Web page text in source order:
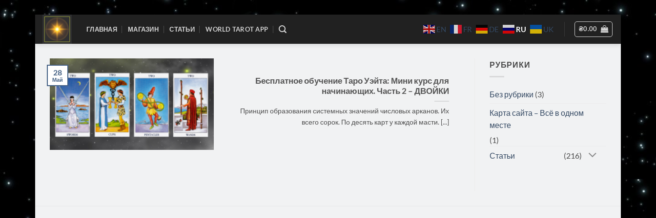
Skip
content
ГЛАВНАЯ МАГАЗИН СТАТЬИ WORLD TAROT APP EN FR DE RU UK ₴0.00
Бесплатное обучение Таро Уэйта: Мини курс для
начинающих. Часть 2 – ДВОЙКИ
Принцип образования системных значений числовых арканов. Их
всего сорок. По десять карт у каждой масти. [...]
28
Май
РУБРИКИ
Без рубрики (3)
Карта сайта – Всё в одном
месте
(1)
Статьи
(216)